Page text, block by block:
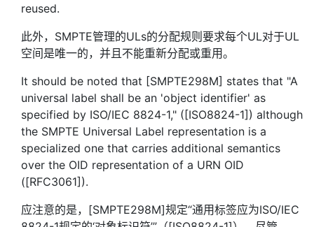
reused.
此外，SMPTE管理的ULs的分配规则要求每个UL对于UL
空间是唯一的，并且不能重新分配或重用。
It should be noted that [SMPTE298M] states that "A
universal label shall be an 'object identifier' as
specified by ISO/IEC 8824-1," ([ISO8824-1]) although
the SMPTE Universal Label representation is a
specialized one that carries additional semantics
over the OID representation of a URN OID
([RFC3061]).
应注意的是，[SMPTE298M]规定“通用标签应为ISO/IEC